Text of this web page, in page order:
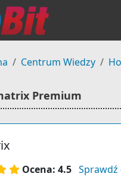
Centrum Wiedzy
Premium
Ocena: 4.5